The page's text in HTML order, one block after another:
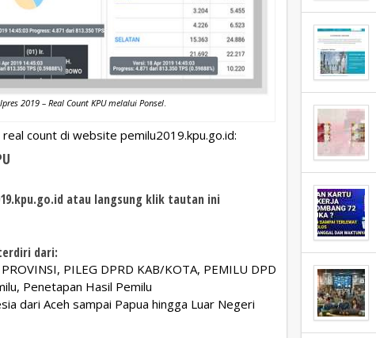
2019 – Real Count KPU melalui Ponsel
count di website pemilu2019.kpu.go.id:
atau langsung klik tautan ini
dari:
PILEG DPRD KAB/KOTA, PEMILU DPD
Penetapan Hasil Pemilu
dari Aceh sampai Papua hingga Luar Negeri